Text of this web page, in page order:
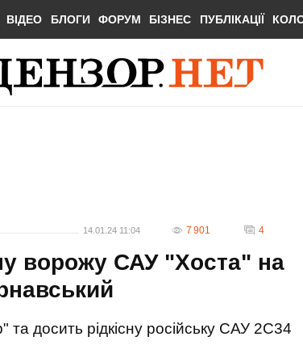
ВІДЕО БЛОГИ ФОРУМ БІЗНЕС ПУБЛІКАЦІЇ
14.01.24 11:04 7 901 4
ворожу САУ "Хоста" на
досить рідкісну російську САУ 2С34